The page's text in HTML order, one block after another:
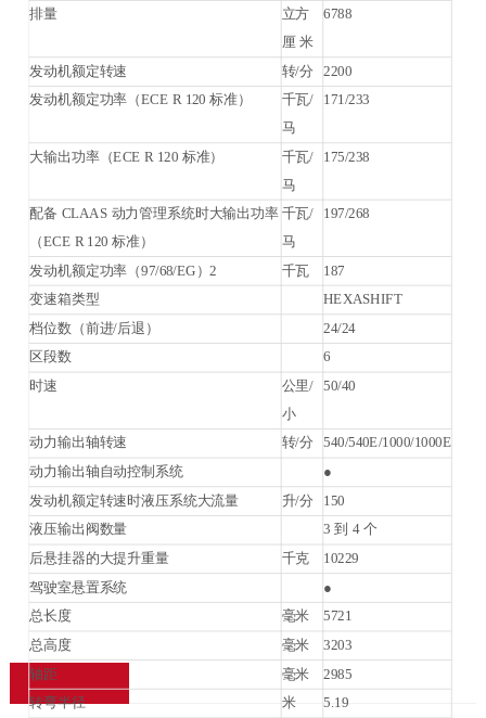
排量
立方
厘 米
6788
发动机额定转速 转/分
2200
发动机额定功率（ECE R 120 标准）
千瓦/
马
171/233
大输出功率（ECE R 120 标准）
千瓦/
马
175/238
配备 CLAAS 动力管理系统时大输出功率
（ECE R 120 标准）
千瓦/
马
197/268
发动机额定功率（97/68/EG）2 千瓦 187
变速箱类型 HEXASHIFT
档位数（前进/后退）
24/24
区段数
6
时速
公里/
小
50/40
动力输出轴转速 转/分 540/540E/1000/1000E
动力输出轴自动控制系统
●
发动机额定转速时液压系统大流量
升/分
150
液压输出阀数量
3 到 4 个
后悬挂器的大提升重量
千克
10229
驾驶室悬置系统
●
总长度
毫米
5721
总高度
毫米
3203
轴距
毫米 2985
转弯半径 米 5.19